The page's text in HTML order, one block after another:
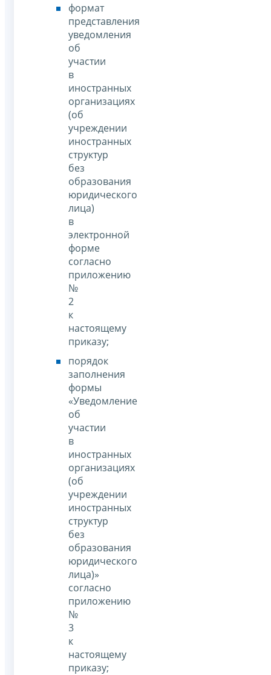
формат
представления
уведомления
об
участии
в
иностранных
организациях
(об
учреждении
иностранных
структур
без
образования
юридического
лица)
в
электронной
форме
согласно
приложению
№
2
к
настоящему
приказу;
порядок
заполнения
формы
«Уведомление
об
участии
в
иностранных
организациях
(об
учреждении
иностранных
структур
без
образования
юридического
лица)»
согласно
приложению
№
3
к
настоящему
приказу;